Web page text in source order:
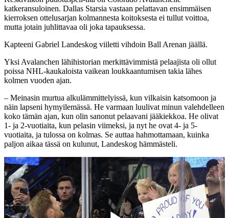
katkeransuloinen. Dallas Starsia vastaan pelattavan ensimmäisen
kierroksen ottelusarjan kolmannesta koitoksesta ei tullut voittoa,
mutta jotain juhlittavaa oli joka tapauksessa.
Kapteeni Gabriel Landeskog viiletti vihdoin Ball Arenan jäällä.
Yksi Avalanchen lähihistorian merkittävimmistä pelaajista oli ollut
poissa NHL-kaukaloista vaikean loukkaantumisen takia lähes
kolmen vuoden ajan.
– Meinasin murtua alkulämmittelyissä, kun vilkaisin katsomoon ja
näin lapseni hymyilemässä. He varmaan luulivat minun valehdelleen
koko tämän ajan, kun olin sanonut pelaavani jääkiekkoa. He olivat
1- ja 2-vuotiaita, kun pelasin viimeksi, ja nyt he ovat 4- ja 5-
vuotiaita, ja tulossa on kolmas. Se auttaa hahmottamaan, kuinka
paljon aikaa tässä on kulunut, Landeskog hämmästeli.